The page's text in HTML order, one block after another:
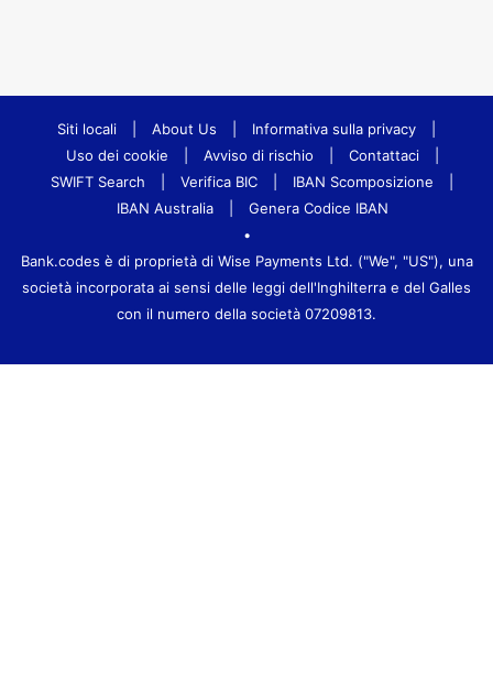
Siti locali About Us Informativa sulla privacy
Uso dei cookie
Avviso di rischio Contattaci
SWIFT Search
Verifica BIC IBAN Scomposizione
IBAN Australia
Genera Codice IBAN
•
Bank.codes è di proprietà di Wise Payments Ltd. ("We", "US"), una
società incorporata ai sensi delle leggi dell'Inghilterra e del Galles
con il numero della società 07209813.